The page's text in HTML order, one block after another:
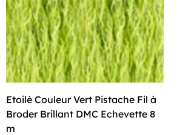
Etoilé Couleur Vert Pistache Fil à
Broder Brillant DMC Echevette 8
m